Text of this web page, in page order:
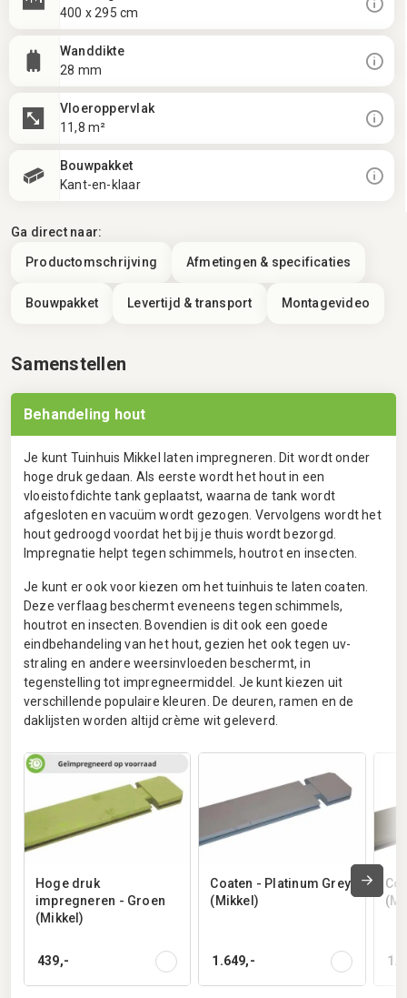
400 x 295 cm
Wanddikte
28 mm
Vloeroppervlak
11,8 m²
Bouwpakket
Kant-en-klaar
Ga direct naar:
Productomschrijving Afmetingen & specificaties
Bouwpakket Levertijd & transport Montagevideo
Samenstellen
Behandeling hout
Je kunt Tuinhuis Mikkel laten impregneren. Dit wordt onder
hoge druk gedaan. Als eerste wordt het hout in een
vloeistofdichte tank geplaatst, waarna de tank wordt
afgesloten en vacuüm wordt gezogen. Vervolgens wordt het
hout gedroogd voordat het bij je thuis wordt bezorgd.
Impregnatie helpt tegen schimmels, houtrot en insecten.
Je kunt er ook voor kiezen om het tuinhuis te laten coaten.
Deze verflaag beschermt eveneens tegen schimmels,
houtrot en insecten. Bovendien is dit ook een goede
eindbehandeling van het hout, gezien het ook tegen uv-
straling en andere weersinvloeden beschermt, in
tegenstelling tot impregneermiddel. Je kunt kiezen uit
verschillende populaire kleuren. De deuren, ramen en de
daklijsten worden altijd crème wit geleverd.
Hoge druk
impregneren - Groen
(Mikkel)
439,-
Coaten - Platinum Grey
(Mikkel)
1.649,-